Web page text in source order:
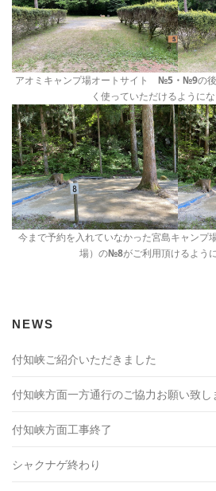
アオミキャンプ場オートサイト №5・№9の
く使っていただけるように
今まで予約を入れていなかった宮島キャンプ
場）の№8がご利用頂けるよう
NEWS
付知峡ご紹介いただきました
付知峡方面一方通行のご協力お願い致し
付知峡方面工事終了
シャクナゲ終わり